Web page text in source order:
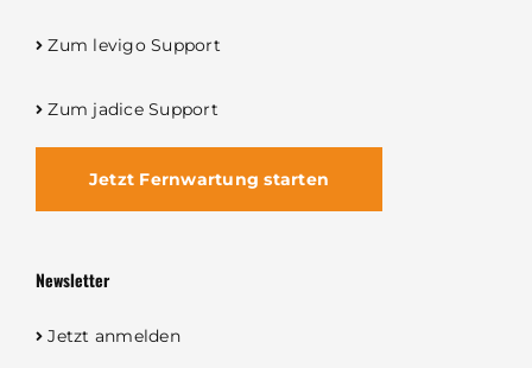
Zum levigo Support
Zum jadice Support
Jetzt Fernwartung starten
Newsletter
Jetzt anmelden